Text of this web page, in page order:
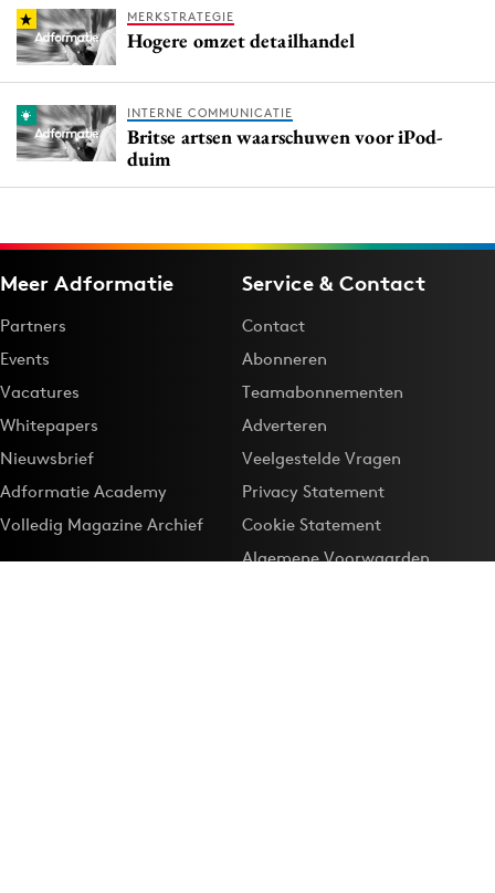
MERKSTRATEGIE
Hogere omzet detailhandel
INTERNE COMMUNICATIE
Britse artsen waarschuwen voor iPod-
duim
Meer Adformatie
Partners
Events
Vacatures
Whitepapers
Nieuwsbrief
Adformatie Academy
Volledig Magazine Archief
Service & Contact
Contact
Abonneren
Teamabonnementen
Adverteren
Veelgestelde Vragen
Privacy Statement
Cookie Statement
Algemene Voorwaarden